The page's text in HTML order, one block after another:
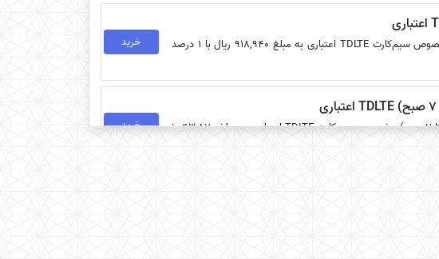
خرید بسته اینترنت ارزان ایرانسل مدل 7 روزه 14گیگابایت مخصوص سیم‌کارت TDLTE اعتباری به مبلغ 918,940 ریال با 1 درصد
خرید
خرید بسته اینترنت ارزان ایرانسل مدل ماهانه 100گیگابایت (2 تا 7 صبح) مخصوص سیم‌کارت TDLTE اعتباری به مبلغ 1,043,570
خرید